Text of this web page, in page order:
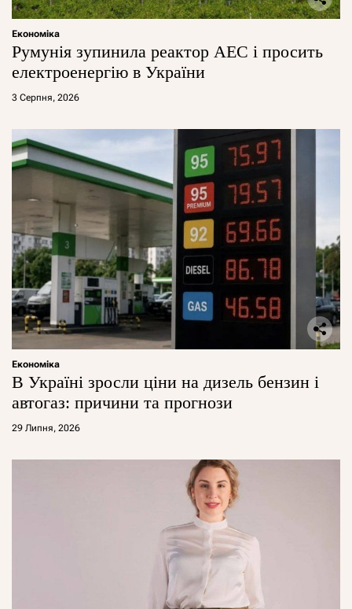
Економіка
Румунія зупинила реактор АЕС і просить
електроенергію в України
3 Серпня, 2026
Економіка
В Україні зросли ціни на дизель бензин і
автогаз: причини та прогнози
29 Липня, 2026